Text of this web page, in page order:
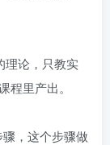
理论，只教实
里产出。
，这个步骤做